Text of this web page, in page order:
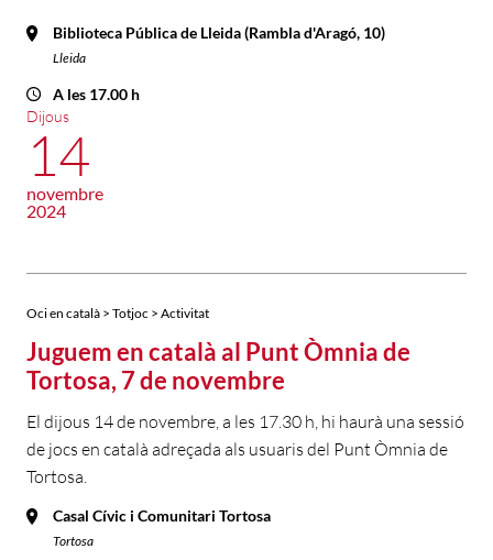
Biblioteca Pública de Lleida (Rambla d'Aragó, 10)
Lleida
A les 17.00 h
Dijous
14
novembre
2024
Oci en català > Totjoc > Activitat
Juguem en català al Punt Òmnia de
Tortosa, 7 de novembre
El dijous 14 de novembre, a les 17.30 h, hi haurà una sessió
de jocs en català adreçada als usuaris del Punt Òmnia de
Tortosa.
Casal Cívic i Comunitari Tortosa
Tortosa